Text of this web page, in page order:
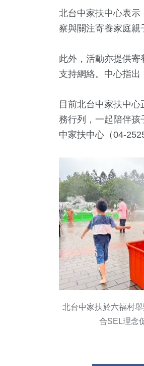
北台中家扶中心表
察與關注寄養家庭親
此外，活動亦提供
支持網絡。中心指出
目前北台中家扶中
務行列，一起陪伴孩
中家扶中心（04-
北台中家扶於六福村
合SEL理念
423+
文教